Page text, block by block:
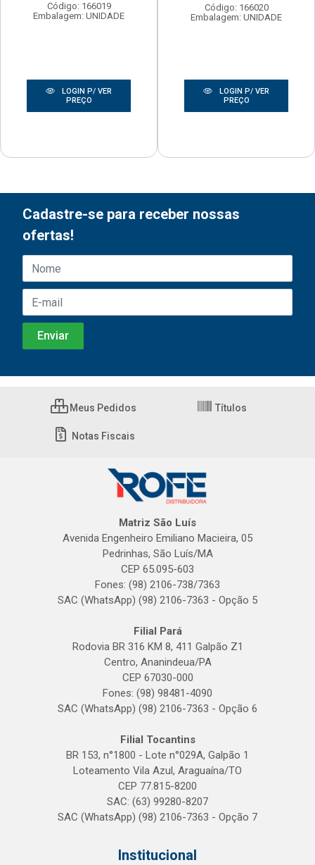
Código: 166019
Embalagem: UNIDADE
LOGIN P/ VER
PREÇO
Código: 166020
Embalagem: UNIDADE
LOGIN P/ VER
PREÇO
Cadastre-se para receber nossas
ofertas!
Meus Pedidos Títulos
Notas Fiscais
Matriz São Luís
Avenida Engenheiro Emiliano Macieira, 05
Pedrinhas, São Luís/MA
CEP 65.095-603
Fones: (98) 2106-738/7363
SAC (WhatsApp) (98) 2106-7363 - Opção 5
Filial Pará
Rodovia BR 316 KM 8, 411 Galpão Z1
Centro, Ananindeua/PA
CEP 67030-000
Fones: (98) 98481-4090
SAC (WhatsApp) (98) 2106-7363 - Opção 6
Filial Tocantins
BR 153, n°1800 - Lote n°029A, Galpão 1
Loteamento Vila Azul, Araguaína/TO
CEP 77.815-8200
SAC: (63) 99280-8207
SAC (WhatsApp) (98) 2106-7363 - Opção 7
Institucional